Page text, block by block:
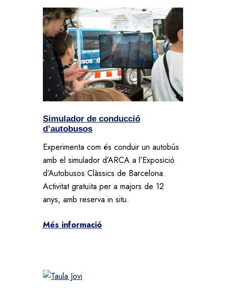
Simulador de conducció
d’autobusos
Experimenta com és conduir un autobús
amb el simulador d’ARCA a l’Exposició
d’Autobusos Clàssics de Barcelona.
Activitat gratuïta per a majors de 12
anys, amb reserva in situ.
Més informació